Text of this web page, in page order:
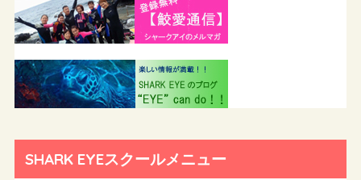
SHARK EYEスクールメニュー